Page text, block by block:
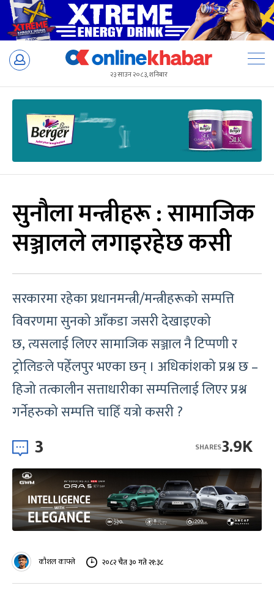
Skip
२३ साउन २०८३, शनिबार
सुनौला मन्त्रीहरू : सामाजिक
सञ्जालले लगाइरहेछ कसी
सरकारमा रहेका प्रधानमन्त्री/मन्त्रीहरूको सम्पत्ति
विवरणमा सुनको आँकडा जसरी देखाइएको
छ, त्यसलाई लिएर सामाजिक सञ्जाल नै टिप्पणी र
ट्रोलिङले पहेँलपुर भएका छन् । अधिकांशको प्रश्न छ –
हिजो तत्कालीन सत्ताधारीका सम्पत्तिलाई लिएर प्रश्न
गर्नेहरुको सम्पत्ति चाहिँ यत्रो कसरी ?
3 3.9K
SHARES
कौशल काफ्ले २०८२ चैत ३० गते २१:३८